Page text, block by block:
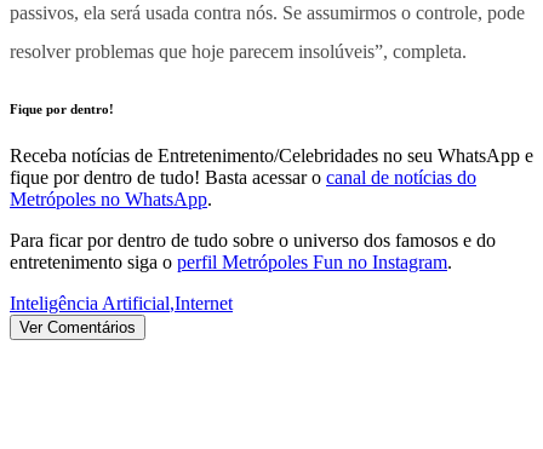
passivos, ela será usada contra nós. Se assumirmos o controle, pode
resolver problemas que hoje parecem insolúveis”, completa.
Fique por dentro!
Receba notícias de Entretenimento/Celebridades no seu WhatsApp e
fique por dentro de tudo! Basta acessar o canal de notícias do
Metrópoles no WhatsApp.
Para ficar por dentro de tudo sobre o universo dos famosos e do
entretenimento siga o perfil Metrópoles Fun no Instagram.
Inteligência Artificial,Internet
Ver Comentários